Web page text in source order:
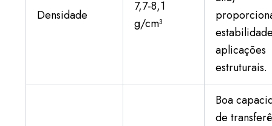
Densidade
7,7-8,1
g/cm³
aplicações
estruturais.
Boa
de